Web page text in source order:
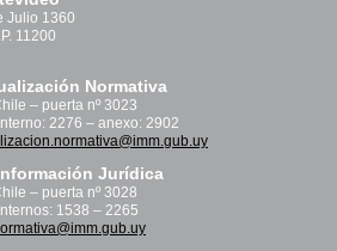
Julio 1360
11200
Normativa
– puerta nº 3023
2276 – anexo: 2902
Jurídica
– puerta nº 3028
1538 – 2265